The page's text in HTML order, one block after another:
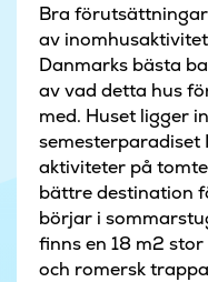
Bra
av
Danmarks bästa
av vad detta hus
med. Huset ligger
semesterparadiset
aktiviteter på
bättre destination
börjar i
finns en 18 m2
och romersk